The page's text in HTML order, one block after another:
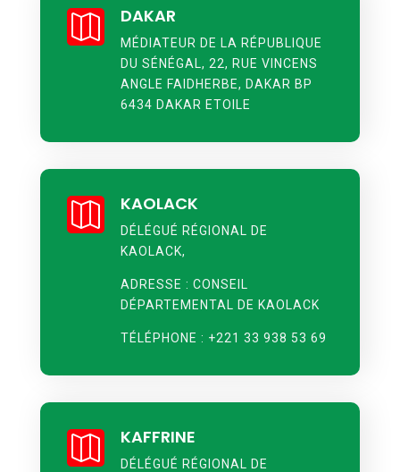
 DAKAR
MÉDIATEUR DE LA RÉPUBLIQUE
DU SÉNÉGAL, 22, RUE VINCENS
ANGLE FAIDHERBE, DAKAR BP
6434 DAKAR ETOILE
 KAOLACK
DÉLÉGUÉ RÉGIONAL DE
KAOLACK,
ADRESSE : CONSEIL
DÉPARTEMENTAL DE KAOLACK
TÉLÉPHONE : +221 33 938 53 69
 KAFFRINE
DÉLÉGUÉ RÉGIONAL DE